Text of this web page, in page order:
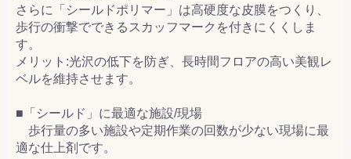
さらに「シールドポリマー」は高硬度な皮膜をつくり、
歩行の衝撃でできるスカッフマークを付きにくくしま
す。
メリット:光沢の低下を防ぎ、長時間フロアの高い美観レ
ベルを維持させます。
■「シールド」に最適な施設/現場
歩行量の多い施設や定期作業の回数が少ない現場に最
適な仕上剤です。